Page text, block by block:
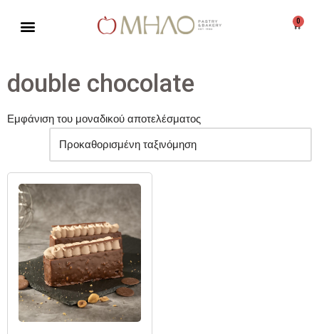
περιεχόμενο
0
double chocolate
Εμφάνιση του μοναδικού αποτελέσματος